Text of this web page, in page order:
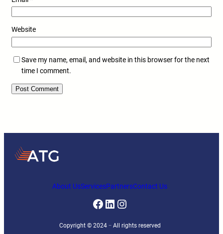
Website
Save my name, email, and website in this browser for the next
time I comment.
About UsServicesPartnersContact Us
Facebook LinkedIn Instagram
Copyright © 2024 ·· All rights reserved